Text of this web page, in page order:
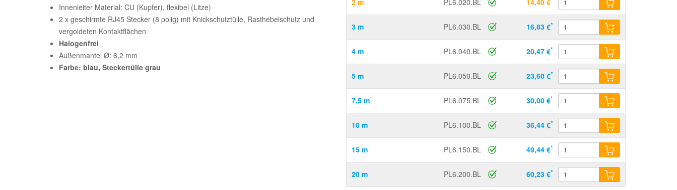
3 m PL6.030.BL 16,83 €*
4 m PL6.040.BL 20,47 €*
5 m PL6.050.BL 23,60 €*
7,5 m PL6.075.BL 30,00 €*
10 m PL6.100.BL 36,44 €*
15 m PL6.150.BL 49,44 €*
20 m PL6.200.BL 60,23 €*
Innenleiter Material: CU (Kupfer), flexibel (Litze)
2 x geschirmte RJ45 Stecker (8 polig) mit Knickschutztülle, Rasthebelschutz und
vergoldeten Kontaktflächen
Halogenfrei
Außenmantel Ø: 6,2 mm
Farbe: blau, Steckertülle grau